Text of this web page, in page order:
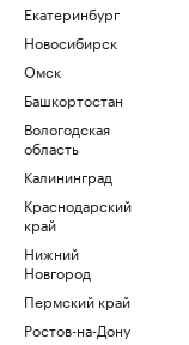
Екатеринбург
Новосибирск
Омск
Башкортостан
Вологодская
область
Калининград
Краснодарский
край
Нижний
Новгород
Пермский край
Ростов-на-Дону